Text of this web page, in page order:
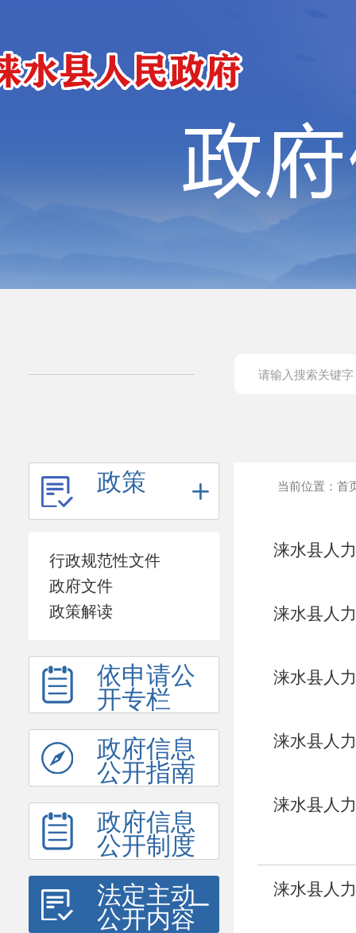
政策
行政规范性文件
政府文件
政策解读
依申请公
开专栏
政府信息
公开指南
政府信息
公开制度
法定主动
公开内容
当前位置： 首
涞水县人
涞水县人
涞水县人
涞水县人
涞水县人
涞水县人